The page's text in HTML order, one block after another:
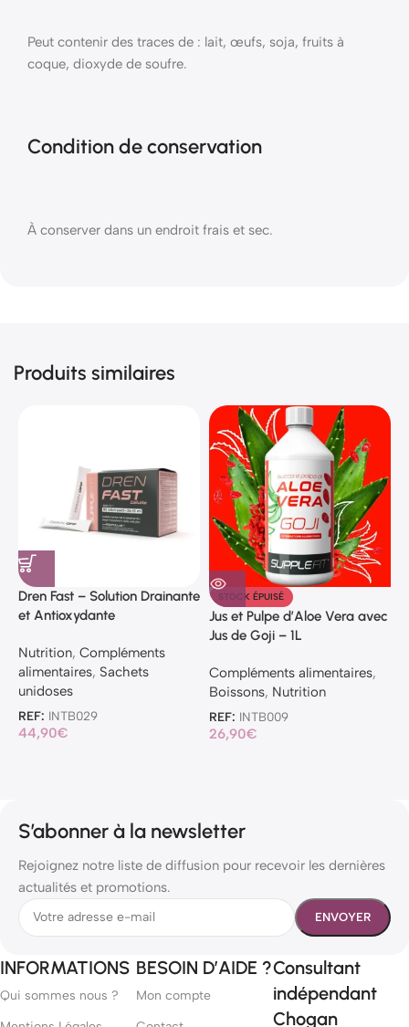
Peut contenir des traces de : lait, œufs, soja, fruits à
coque, dioxyde de soufre.
Condition de conservation
À conserver dans un endroit frais et sec.
Produits similaires
Dren Fast – Solution Drainante
et Antioxydante
Nutrition, Compléments
alimentaires, Sachets
unidoses
REF: INTB029
44,90€
STOCK ÉPUISÉ
Jus et Pulpe d’Aloe Vera avec
Jus de Goji – 1L
Compléments alimentaires,
Boissons, Nutrition
REF: INTB009
26,90€
S’abonner à la newsletter
Rejoignez notre liste de diffusion pour recevoir les dernières
actualités et promotions.
INFORMATIONS
Qui sommes nous ?
BESOIN D’AIDE ?
Mon compte
Consultant
indépendant
Chogan